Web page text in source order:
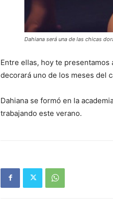
Dahiana será una de las chicas
Entre ellas, hoy te presentamos
decorará uno de los meses del
Dahiana se formó en la
trabajando este verano.